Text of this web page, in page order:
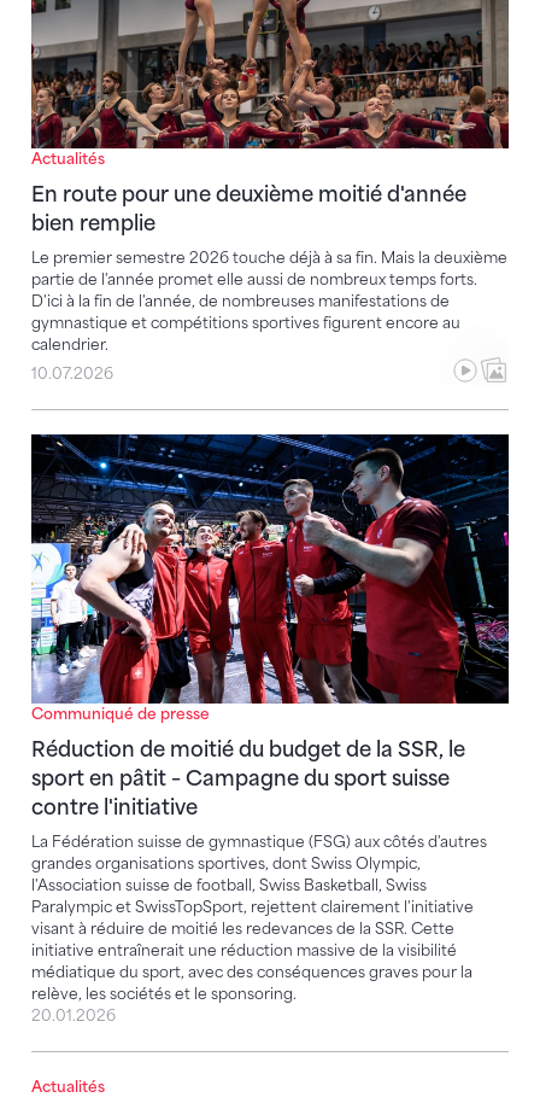
Actualités
En route pour une deuxième moitié d'année
bien remplie
Le premier semestre 2026 touche déjà à sa fin. Mais la deuxième
partie de l'année promet elle aussi de nombreux temps forts.
D'ici à la fin de l'année, de nombreuses manifestations de
gymnastique et compétitions sportives figurent encore au
calendrier.
10.07.2026
Communiqué de presse
Réduction de moitié du budget de la SSR, le
sport en pâtit – Campagne du sport suisse
contre l'initiative
La Fédération suisse de gymnastique (FSG) aux côtés d'autres
grandes organisations sportives, dont Swiss Olympic,
l'Association suisse de football, Swiss Basketball, Swiss
Paralympic et SwissTopSport, rejettent clairement l'initiative
visant à réduire de moitié les redevances de la SSR. Cette
initiative entraînerait une réduction massive de la visibilité
médiatique du sport, avec des conséquences graves pour la
relève, les sociétés et le sponsoring.
Réduction de moitié du budget de la SSR, le sport
20.01.2026
Actualités
L'actu